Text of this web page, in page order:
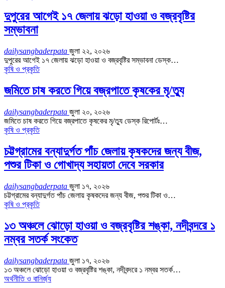
দুপুরের আগেই ১৭ জেলায় ঝড়ো হাওয়া ও বজ্রবৃষ্টির
সম্ভাবনা
dailysangbaderpata জুলা ২২, ২০২৬
দুপুরের আগেই ১৭ জেলায় ঝড়ো হাওয়া ও বজ্রবৃষ্টির সম্ভাবনা ডেস্ক…
কৃষি ও প্রকৃতি
জমিতে চাষ করতে গিয়ে বজ্রপাতে কৃষকের মৃ/ত্যু
dailysangbaderpata জুলা ২০, ২০২৬
জমিতে চাষ করতে গিয়ে বজ্রপাতে কৃষকের মৃ/ত্যু ডেস্ক রিপোর্টঃ…
কৃষি ও প্রকৃতি
চট্টগ্রামের বন্যাদুর্গত পাঁচ জেলায় কৃষকদের জন্য বীজ,
পশুর টিকা ও গোখাদ্য সহায়তা দেবে সরকার
dailysangbaderpata জুলা ১৭, ২০২৬
চট্টগ্রামের বন্যাদুর্গত পাঁচ জেলায় কৃষকদের জন্য বীজ, পশুর টিকা ও…
কৃষি ও প্রকৃতি
১৩ অঞ্চলে ঝোড়ো হাওয়া ও বজ্রবৃষ্টির শঙ্কা, নদীবন্দরে ১
নম্বর সতর্ক সংকেত
dailysangbaderpata জুলা ১৭, ২০২৬
১৩ অঞ্চলে ঝোড়ো হাওয়া ও বজ্রবৃষ্টির শঙ্কা, নদীবন্দরে ১ নম্বর সতর্ক…
অর্থনীতি ও বানির্জ্য